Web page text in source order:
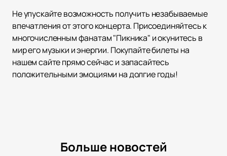
Не упускайте возможность получить незабываемые
впечатления от этого концерта. Присоединяйтесь к
многочисленным фанатам "Пикника" и окунитесь в
мир его музыки и энергии. Покупайте билеты на
нашем сайте прямо сейчас и запасайтесь
положительными эмоциями на долгие годы!
Больше новостей